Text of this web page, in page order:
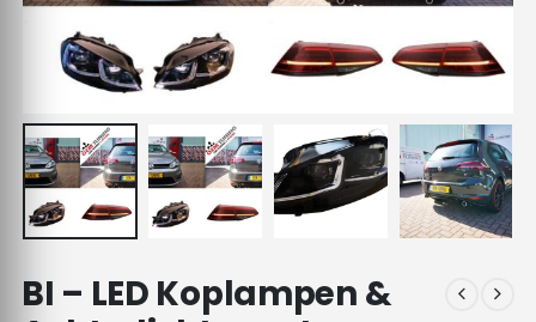
BI – LED Koplampen &